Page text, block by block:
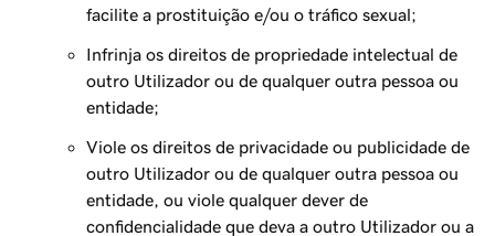
facilite a prostituição e/ou o tráfico sexual;
Infrinja os direitos de propriedade intelectual de
outro Utilizador ou de qualquer outra pessoa ou
entidade;
Viole os direitos de privacidade ou publicidade de
outro Utilizador ou de qualquer outra pessoa ou
entidade, ou viole qualquer dever de
confidencialidade que deva a outro Utilizador ou a